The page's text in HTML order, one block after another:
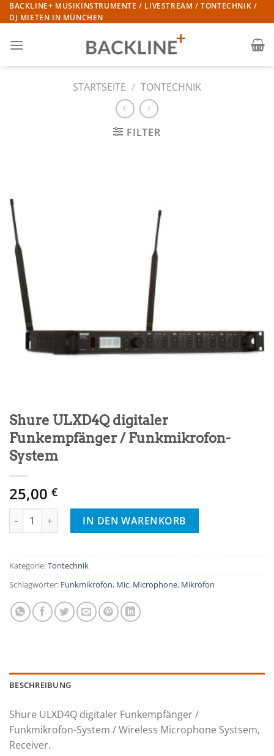
Zum
Inhalt
BACKLINE+ MUSIKINSTRUMENTE / LIVESTREAM / TONTECHNIK /
DJ MIETEN IN MÜNCHEN
STARTSEITE / TONTECHNIK
FILTER
Shure ULXD4Q digitaler
Funkempfänger / Funkmikrofon-
System
25,00 €
Shure ULXD4Q digitaler Funkempfänger / Funkmikrofon-
IN DEN WARENKORB
Kategorie:Tontechnik
Schlagwörter: Funkmikrofon, Mic, Microphone, Mikrofon
BESCHREIBUNG
Shure ULXD4Q digitaler Funkempfänger /
Funkmikrofon-System / Wireless Microphone Systsem,
Receiver.